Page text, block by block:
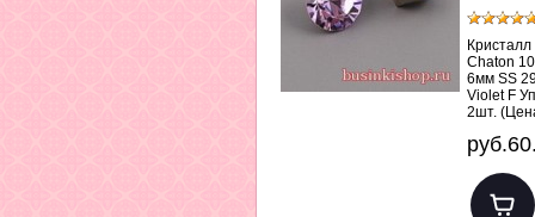
Chaton
6мм SS
Violet F
2шт.